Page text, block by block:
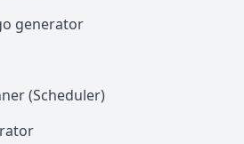
generator
(Scheduler)